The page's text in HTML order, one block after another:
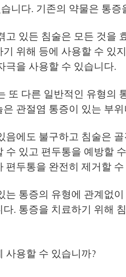
니다. 기존의 약물은 통
고 있든 침술은 모든 것을
위해 등에 사용할 수 있
극을 사용할 수 있습니다.
또 다른 일반적인 유형의
관절염 통증이 있는 부
음에도 불구하고 침술은
수 있고 편두통을 예방할
편두통을 완전히 제거할
는 통증의 유형에 관계없
. 통증을 치료하기 위해
사용할 수 있습니까?